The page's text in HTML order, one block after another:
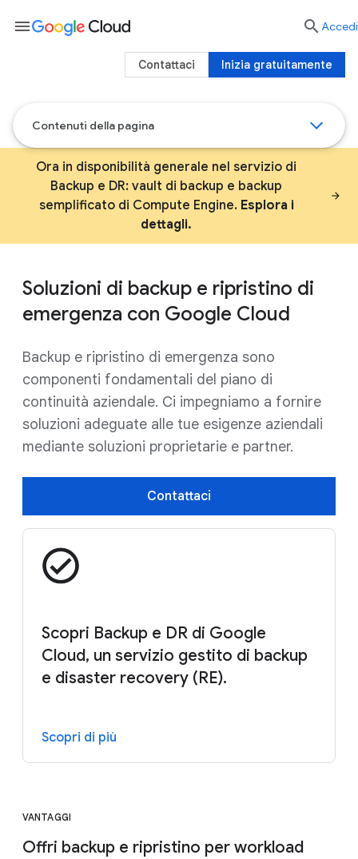
Contenuti della pagina
Ora in disponibilità generale nel servizio di
Backup e DR: vault di backup e backup
semplificato di Compute Engine. Esplora i
dettagli.
Soluzioni di backup e ripristino di
emergenza con Google Cloud
Backup e ripristino di emergenza sono
componenti fondamentali del piano di
continuità aziendale. Ci impegniamo a fornire
soluzioni adeguate alle tue esigenze aziendali
mediante soluzioni proprietarie e partner.
Contattaci
Scopri Backup e DR di Google
Cloud, un servizio gestito di backup
e disaster recovery (RE).
Scopri di più
VANTAGGI
Offri backup e ripristino per workload
menu  Accedi
Inizia gratuitamente
Contattaci